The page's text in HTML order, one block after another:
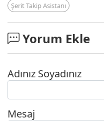
Şerit Takip Asistanı
Yorum Ekle
Adınız Soyadınız
Mesaj